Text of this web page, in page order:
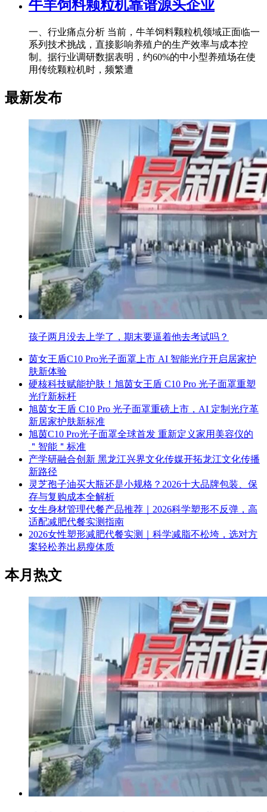
牛羊饲料颗粒机靠谱源头企业
一、行业痛点分析 当前，牛羊饲料颗粒机领域正面临一
系列技术挑战，直接影响养殖户的生产效率与成本控
制。据行业调研数据表明，约60%的中小型养殖场在使
用传统颗粒机时，频繁遭
最新发布
孩子两月没去上学了，期末要逼着他去考试吗？
茵女王盾C10 Pro光子面罩上市 AI 智能光疗开启居家护
肤新体验
硬核科技赋能护肤！旭茵女王盾 C10 Pro 光子面罩重塑
光疗新标杆
旭茵女王盾 C10 Pro 光子面罩重磅上市，AI 定制光疗革
新居家护肤新标准
旭茵C10 Pro光子面罩全球首发 重新定义家用美容仪的
＂智能＂标准
产学研融合创新 黑龙江兴界文化传媒开拓龙江文化传播
新路径
灵芝孢子油买大瓶还是小规格？2026十大品牌包装、保
存与复购成本全解析
女生身材管理代餐产品推荐｜2026科学塑形不反弹，高
适配减肥代餐实测指南
2026女性塑形减肥代餐实测｜科学减脂不松垮，选对方
案轻松养出易瘦体质
本月热文